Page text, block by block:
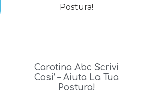
Carotina Abc Scrivi
Cosi’ – Aiuta La Tua
Postura!